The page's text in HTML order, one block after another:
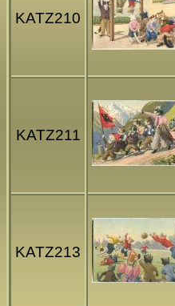
KATZ210
KATZ211
KATZ213